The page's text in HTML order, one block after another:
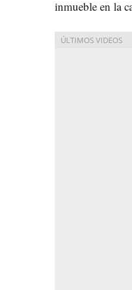
inmueble en la